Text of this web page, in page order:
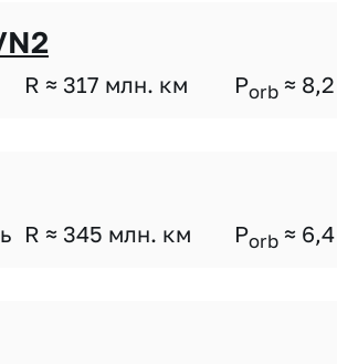
R ≈ 317 млн. км Porb ≈ 8,2
R ≈ 345 млн. км Porb ≈ 6,4